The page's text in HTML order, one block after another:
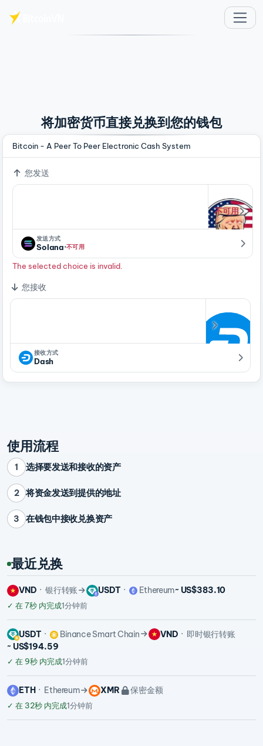
将加密货币直接兑换到您的钱包
Bitcoin - A Peer To Peer Electronic Cash System
您发送
不可用
发送方式
Solana·不可用
The selected choice is invalid.
您接收
接收方式
Dash
使用流程
1 选择要发送和接收的资产
2 将资金发送到提供的地址
3 在钱包中接收兑换资产
最近兑换
VND 银行转账 USDT Ethereum~ US$383.10
✓ 在 7秒 内完成1分钟前
USDT Binance Smart Chain VND
即时银行转账
~ US$194.59
✓ 在 9秒 内完成1分钟前
ETH Ethereum XMR 保密金额
✓ 在 32秒 内完成1分钟前